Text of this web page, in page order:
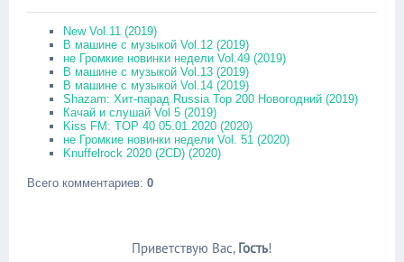
New Vol.11 (2019)
В машине с музыкой Vol.12 (2019)
не Громкие новинки недели Vol.49 (2019)
В машине с музыкой Vol.13 (2019)
В машине с музыкой Vol.14 (2019)
Shazam: Хит-парад Russia Top 200 Новогодний (2019)
Качай и слушай Vol 5 (2019)
Kiss FM: TOP 40 05.01.2020 (2020)
не Громкие новинки недели Vol. 51 (2020)
Knuffelrock 2020 (2CD) (2020)
Всего комментариев: 0
Приветствую Вас, Гость!